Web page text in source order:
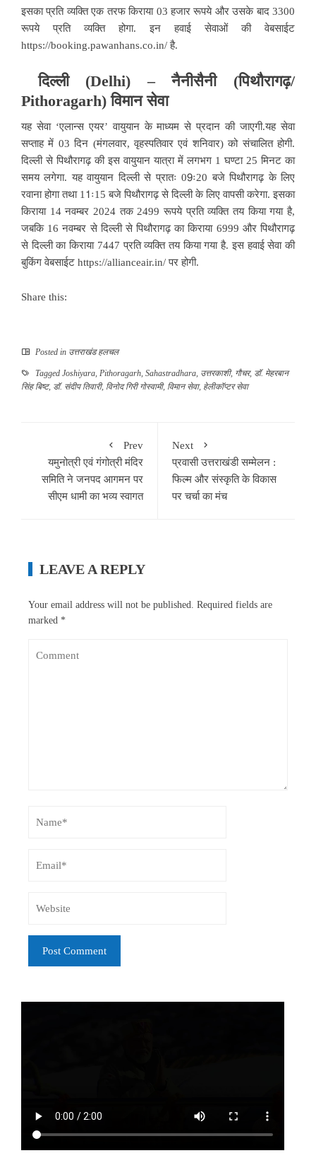
इसका प्रति व्यक्ति एक तरफ किराया 03 हजार रूपये और उसके बाद 3300
रूपये प्रति व्यक्ति होगा. इन हवाई सेवाओं की वेबसाईट
https://booking.pawanhans.co.in/ है.
दिल्ली (Delhi) – नैनीसैनी (पिथौरागढ़/
Pithoragarh) विमान सेवा
यह सेवा ‘एलान्स एयर’ वायुयान के माध्यम से प्रदान की जाएगी.यह सेवा
सप्ताह में 03 दिन (मंगलवार, वृहस्पतिवार एवं शनिवार) को संचालित होगी.
दिल्ली से पिथौरागढ़ की इस वायुयान यात्रा में लगभग 1 घण्टा 25 मिनट का
समय लगेगा. यह वायुयान दिल्ली से प्रातः 09ः20 बजे पिथौरागढ़ के लिए
रवाना होगा तथा 11ः15 बजे पिथौरागढ़ से दिल्ली के लिए वापसी करेगा. इसका
किराया 14 नवम्बर 2024 तक 2499 रूपये प्रति व्यक्ति तय किया गया है,
जबकि 16 नवम्बर से दिल्ली से पिथौरागढ़ का किराया 6999 और पिथौरागढ़
से दिल्ली का किराया 7447 प्रति व्यक्ति तय किया गया है. इस हवाई सेवा की
बुकिंग वेबसाईट https://allianceair.in/ पर होगी.
Share this:
Posted in उत्तराखंड हलचल
Tagged Joshiyara, Pithoragarh, Sahastradhara, उत्तरकाशी, गौचर, डॉ. मेहरबान
सिंह बिष्ट, डॉ. संदीप तिवारी, विनोद गिरी गोस्वामी, विमान सेवा, हेलीकॉप्टर सेवा
Prev
यमुनोत्री एवं गंगोत्री मंदिर
समिति ने जनपद आगमन पर
सीएम धामी का भव्य स्वागत
Next
प्रवासी उत्तराखंडी सम्मेलन :
फिल्म और संस्कृति के विकास
पर चर्चा का मंच
LEAVE A REPLY
Your email address will not be published. Required fields are
marked *